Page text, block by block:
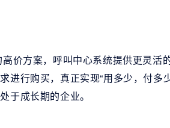
价方案，呼叫中心系统提供更灵活
进行购买，真正实现“用多少，付多
于成长期的企业。